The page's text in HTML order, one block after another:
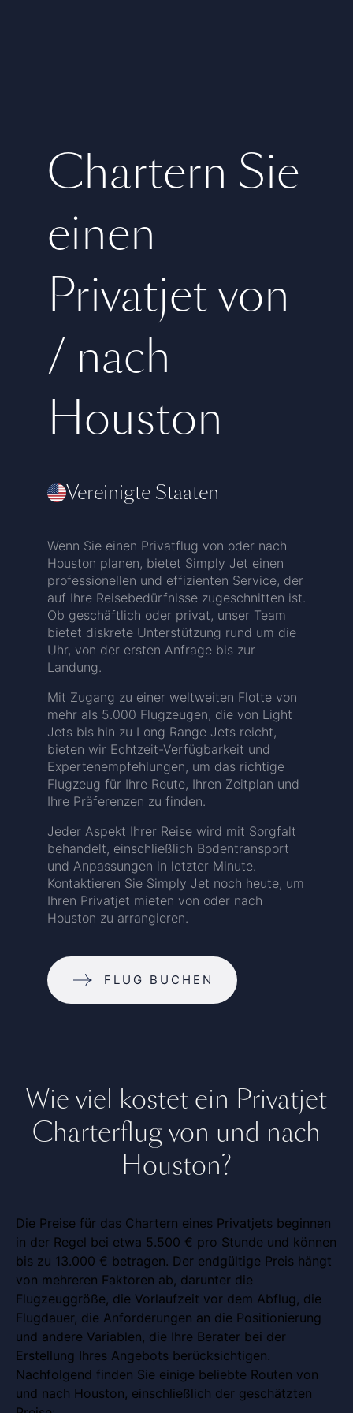
Chartern Sie
einen
Privatjet von
/ nach
Houston
Vereinigte Staaten
Wenn Sie einen Privatflug von oder nach
Houston planen, bietet Simply Jet einen
professionellen und effizienten Service, der
auf Ihre Reisebedürfnisse zugeschnitten ist.
Ob geschäftlich oder privat, unser Team
bietet diskrete Unterstützung rund um die
Uhr, von der ersten Anfrage bis zur
Landung.
Mit Zugang zu einer weltweiten Flotte von
mehr als 5.000 Flugzeugen, die von Light
Jets bis hin zu Long Range Jets reicht,
bieten wir Echtzeit-Verfügbarkeit und
Expertenempfehlungen, um das richtige
Flugzeug für Ihre Route, Ihren Zeitplan und
Ihre Präferenzen zu finden.
Jeder Aspekt Ihrer Reise wird mit Sorgfalt
behandelt, einschließlich Bodentransport
und Anpassungen in letzter Minute.
Kontaktieren Sie Simply Jet noch heute, um
Ihren Privatjet mieten von oder nach
Houston zu arrangieren.
FLUG BUCHEN
Wie viel kostet ein Privatjet
Charterflug von und nach
Houston?
Die Preise für das Chartern eines Privatjets beginnen
in der Regel bei etwa 5.500 € pro Stunde und können
bis zu 13.000 € betragen. Der endgültige Preis hängt
von mehreren Faktoren ab, darunter die
Flugzeuggröße, die Vorlaufzeit vor dem Abflug, die
Flugdauer, die Anforderungen an die Positionierung
und andere Variablen, die Ihre Berater bei der
Erstellung Ihres Angebots berücksichtigen.
Nachfolgend finden Sie einige beliebte Routen von
und nach Houston, einschließlich der geschätzten